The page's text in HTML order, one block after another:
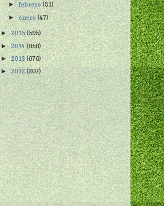
►febrero(51)
►enero(47)
►2015(595)
►2014(858)
►2013(676)
►2012(207)